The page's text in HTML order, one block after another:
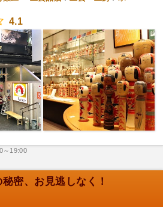
4.1
～19:00
密、お見逃しなく！